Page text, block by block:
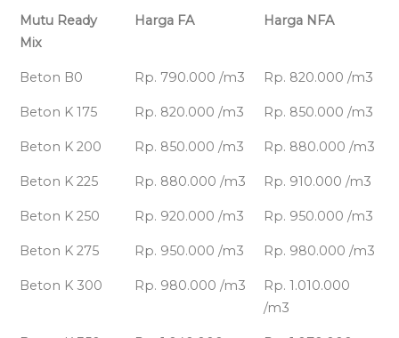
Mutu Ready
Mix
Harga FA Harga NFA
Beton B0 Rp. 790.000 /m3 Rp. 820.000 /m3
Beton K 175 Rp. 820.000 /m3 Rp. 850.000 /m3
Beton K 200 Rp. 850.000 /m3 Rp. 880.000 /m3
Beton K 225 Rp. 880.000 /m3 Rp. 910.000 /m3
Beton K 250 Rp. 920.000 /m3 Rp. 950.000 /m3
Beton K 275 Rp. 950.000 /m3 Rp. 980.000 /m3
Beton K 300 Rp. 980.000 /m3
Rp. 1.010.000
/m3